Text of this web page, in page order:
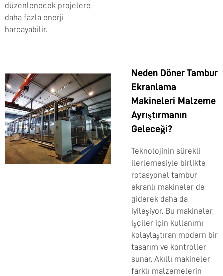
düzenlenecek projelere
daha fazla enerji
harcayabilir.
Neden Döner Tambur
Ekranlama
Makineleri Malzeme
Ayrıştırmanın
Geleceği?
Teknolojinin sürekli
ilerlemesiyle birlikte
rotasyonel tambur
ekranlı makineler de
giderek daha da
iyileşiyor. Bu makineler,
işçiler için kullanımı
kolaylaştıran modern bir
tasarım ve kontroller
sunar. Akıllı makineler
farklı malzemelerin